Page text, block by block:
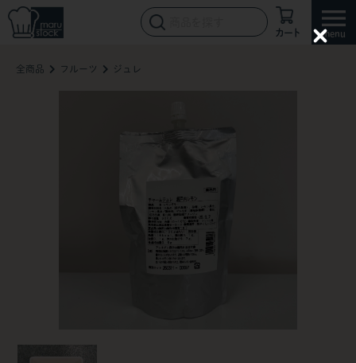
カート
全商品 フルーツ ジュレ
C